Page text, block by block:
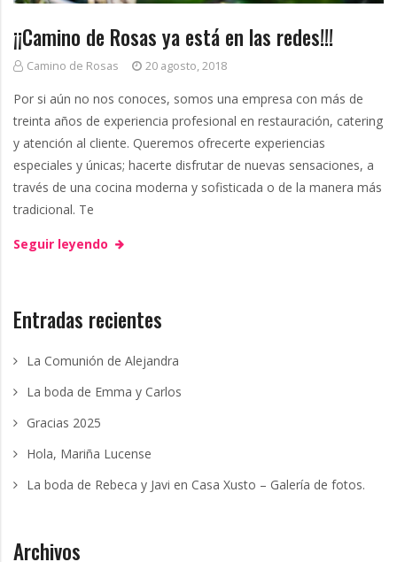
g
a
c
a
e
n
g
¡¡Camino de Rosas ya está en las redes!!!
Camino de Rosas 20 agosto, 2018
Por si aún no nos conoces, somos una empresa con más de
treinta años de experiencia profesional en restauración, catering
y atención al cliente. Queremos ofrecerte experiencias
especiales y únicas; hacerte disfrutar de nuevas sensaciones, a
través de una cocina moderna y sofisticada o de la manera más
tradicional. Te
Seguir leyendo
Entradas recientes
La Comunión de Alejandra
La boda de Emma y Carlos
Gracias 2025
Hola, Mariña Lucense
La boda de Rebeca y Javi en Casa Xusto – Galería de fotos.
Archivos